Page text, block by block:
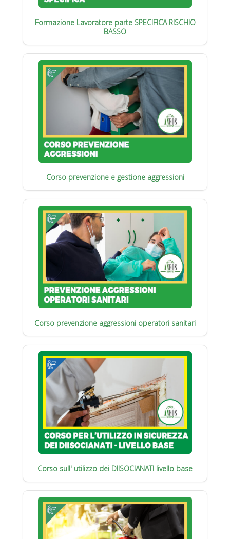
Formazione Lavoratore parte SPECIFICA RISCHIO
BASSO
Corso prevenzione e gestione aggressioni
Corso prevenzione aggressioni operatori sanitari
Corso sull' utilizzo dei DIISOCIANATI livello base